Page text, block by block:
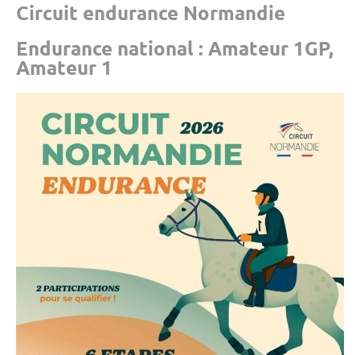
Circuit endurance Normandie
Endurance national : Amateur 1GP,
Amateur 1